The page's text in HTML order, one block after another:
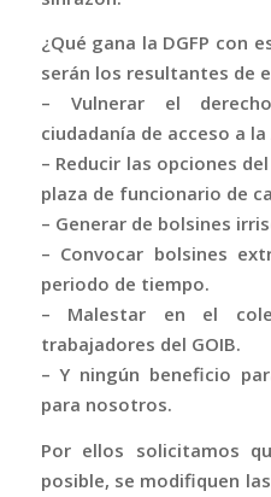
¿Qué gana la DGFP con
serán los resultantes de
– Vulnerar el
ciudadanía de acceso a
– Reducir las opciones
plaza de funcionario de
– Generar de bolsines
– Convocar bolsines
periodo de tiempo.
– Malestar en el
trabajadores del GOIB.
– Y ningún beneficio
para nosotros.
Por ellos solicitamos
posible, se modifiquen